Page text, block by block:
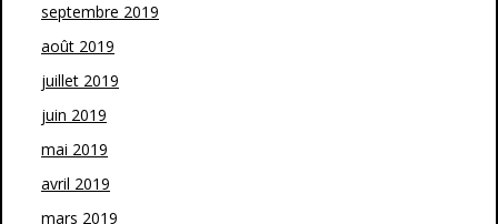
septembre 2019
août 2019
juillet 2019
juin 2019
mai 2019
avril 2019
mars 2019